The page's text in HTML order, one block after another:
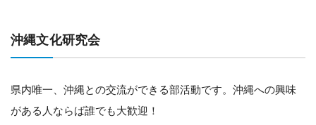
沖縄文化研究会
県内唯一、沖縄との交流ができる部活動です。沖縄への興味
がある人ならば誰でも大歓迎！